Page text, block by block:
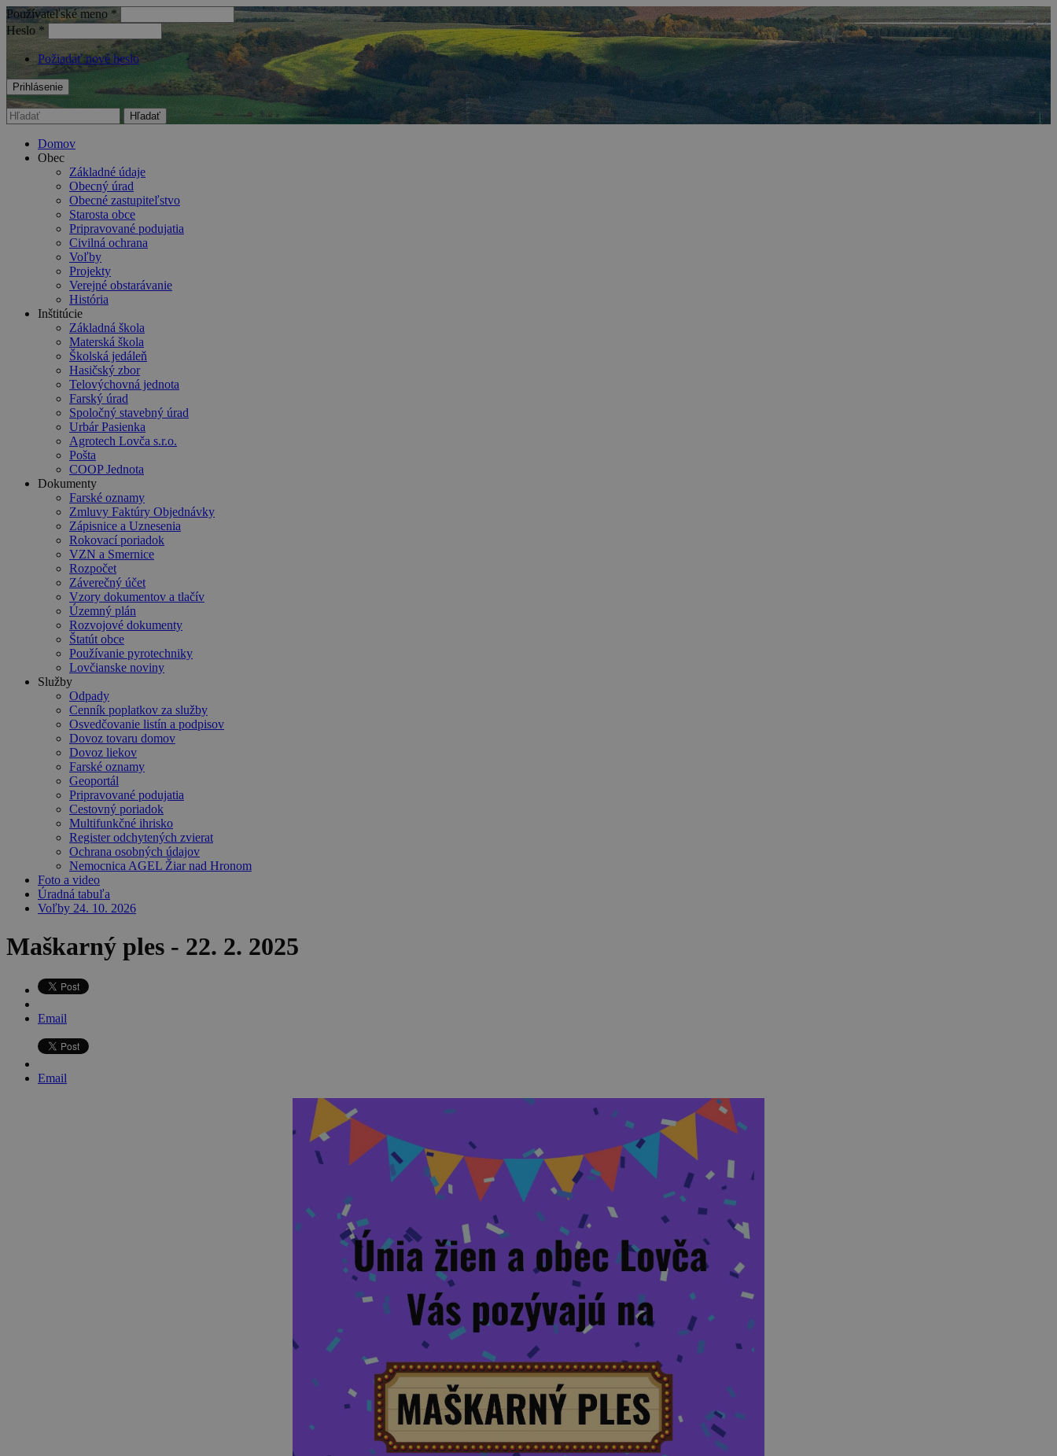
Používateľské meno *
Heslo *
Požiadať nové heslo
Hľadať
Domov
Obec
Základné údaje
Obecný úrad
Obecné zastupiteľstvo
Starosta obce
Pripravované podujatia
Civilná ochrana
Voľby
Projekty
Verejné obstarávanie
História
Inštitúcie
Základná škola
Materská škola
Školská jedáleň
Hasičský zbor
Telovýchovná jednota
Farský úrad
Spoločný stavebný úrad
Urbár Pasienka
Agrotech Lovča s.r.o.
Pošta
COOP Jednota
Dokumenty
Farské oznamy
Zmluvy Faktúry Objednávky
Zápisnice a Uznesenia
Rokovací poriadok
VZN a Smernice
Rozpočet
Záverečný účet
Vzory dokumentov a tlačív
Územný plán
Rozvojové dokumenty
Štatút obce
Používanie pyrotechniky
Lovčianske noviny
Služby
Odpady
Cenník poplatkov za služby
Osvedčovanie listín a podpisov
Dovoz tovaru domov
Dovoz liekov
Farské oznamy
Geoportál
Pripravované podujatia
Cestovný poriadok
Multifunkčné ihrisko
Register odchytených zvierat
Ochrana osobných údajov
Nemocnica AGEL Žiar nad Hronom
Foto a video
Úradná tabuľa
Voľby 24. 10. 2026
Maškarný ples - 22. 2. 2025
Email
Email